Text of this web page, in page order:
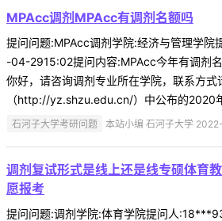
MPAcc调剂MPAcc有调剂名额吗
提问问题:MPAcc调剂学院:经济与管理学
-04-2915:02提问内容:MPAcc今年有调剂
你好，请咨询调剂专业所在学院，联系方式
（http://yz.shzu.edu.cn/）中公布的2020
石河子大学考研问题 本站小编 石河子大学
调剂复试形式是线上还是线专硕体育
愿报考
提问问题:调剂学院:体育学院提问人